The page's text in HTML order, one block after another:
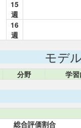
15
週
16
週
モデ
分野 学
総合評価割合